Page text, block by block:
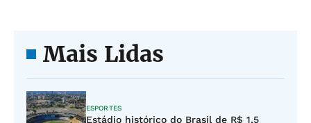
Mais Lidas
ESPORTES
Estádio histórico do Brasil de R$ 1,5